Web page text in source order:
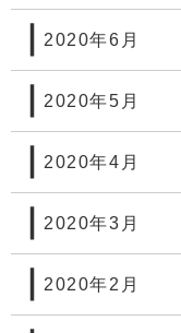
2020年6月
2020年5月
2020年4月
2020年3月
2020年2月